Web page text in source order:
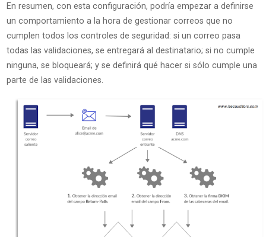
En resumen, con esta configuración, podría empezar a definirse
un comportamiento a la hora de gestionar correos que no
cumplen todos los controles de seguridad: si un correo pasa
todas las validaciones, se entregará al destinatario; si no cumple
ninguna, se bloqueará; y se definirá qué hacer si sólo cumple una
parte de las validaciones.